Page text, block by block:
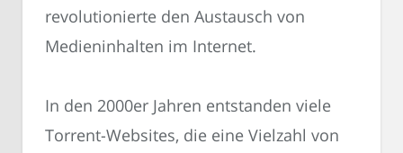
revolutionierte den Austausch von
Medieninhalten im Internet.
In den 2000er Jahren entstanden viele
Torrent-Websites, die eine Vielzahl von